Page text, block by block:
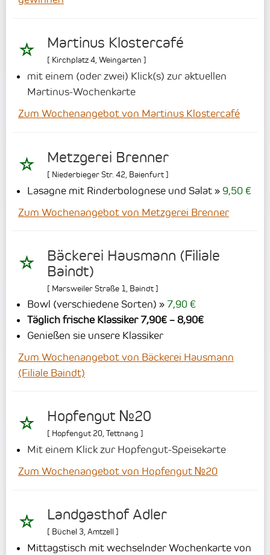
Martinus Klostercafé
[ Kirchplatz 4,Weingarten ]
mit einem (oder zwei) Klick(s) zur aktuellen
Martinus-Wochenkarte
Zum Wochenangebot von Martinus Klostercafé
Metzgerei Brenner
[ Niederbieger Str. 42 Baienfurt]
Lasagne mit Rinderbolognese und Salat
9,50 €
Zum Wochenangebot von Metzgerei Brenner
Bäckerei Hausmann (Filiale
Baindt)
[ Marsweiler Straße 1 Baindt]
Bowl (verschiedene Sorten)
7,90 €
Täglich frische Klassiker 7,90€ – 8,90€
Genießen sie unsere Klassiker
Zum Wochenangebot von Bäckerei Hausmann
(Filiale Baindt)
Hopfengut №20
[ Hopfengut 20 Tettnang ]
Mit einem Klick zur Hopfengut-Speisekarte
Zum Wochenangebot von Hopfengut №20
Landgasthof Adler
[ Büchel 3 Amtzell ]
Mittagstisch mit wechselnder Wochenkarte von